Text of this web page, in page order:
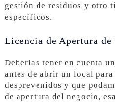
gestión de residuos y otro
específicos.
Licencia de Apertura de
Deberías tener en cuenta
antes de abrir un local para
desprevenidos y que
de apertura del negocio,